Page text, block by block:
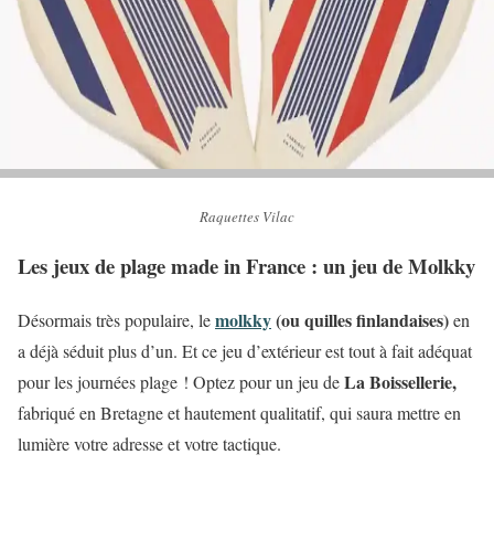
Raquettes Vilac
Les jeux de plage made in France : un jeu de Molkky
Désormais très populaire, lemolkky(ou quilles finlandaises)en
a déjà séduit plus d’un. Et ce jeu d’extérieur est tout à fait adéquat
pour les journées plage ! Optez pour un jeu deLa Boissellerie,
fabriqué en Bretagne et hautement qualitatif, qui saura mettre en
lumière votre adresse et votre tactique.